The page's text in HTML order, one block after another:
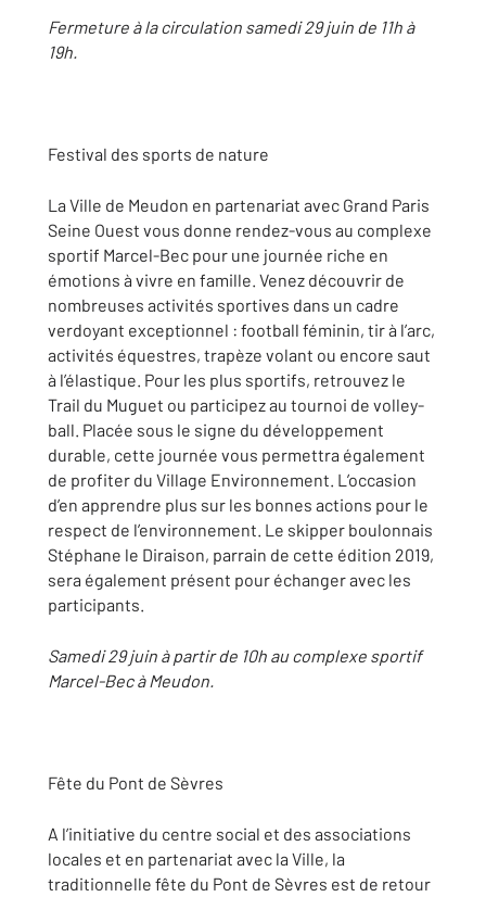
Fermeture à la circulation samedi 29 juin de 11h à
19h.
Festival des sports de nature
La Ville de Meudon en partenariat avec Grand Paris
Seine Ouest vous donne rendez-vous au complexe
sportif Marcel-Bec pour une journée riche en
émotions à vivre en famille. Venez découvrir de
nombreuses activités sportives dans un cadre
verdoyant exceptionnel : football féminin, tir à l’arc,
activités équestres, trapèze volant ou encore saut
à l’élastique. Pour les plus sportifs, retrouvez le
Trail du Muguet ou participez au tournoi de volley-
ball. Placée sous le signe du développement
durable, cette journée vous permettra également
de profiter du Village Environnement. L’occasion
d’en apprendre plus sur les bonnes actions pour le
respect de l’environnement. Le skipper boulonnais
Stéphane le Diraison, parrain de cette édition 2019,
sera également présent pour échanger avec les
participants.
Samedi 29 juin à partir de 10h au complexe sportif
Marcel-Bec à Meudon.
Fête du Pont de Sèvres
A l’initiative du centre social et des associations
locales et en partenariat avec la Ville, la
traditionnelle fête du Pont de Sèvres est de retour